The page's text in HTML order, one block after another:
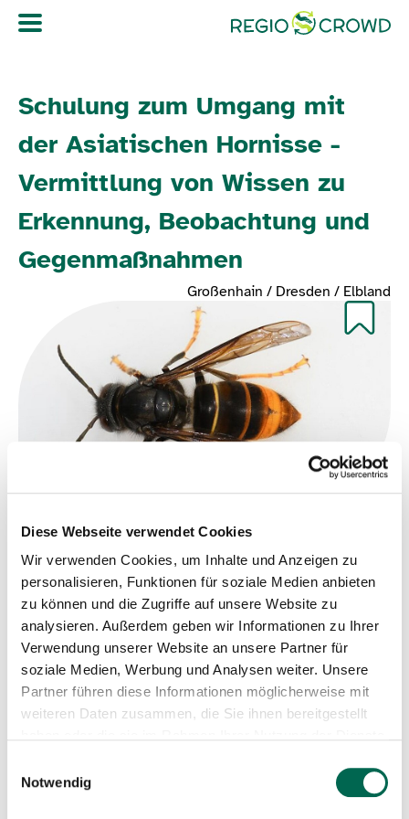
Diese Webseite verwendet Cookies
Wir verwenden Cookies, um Inhalte und Anzeigen zu
personalisieren, Funktionen für soziale Medien anbieten
zu können und die Zugriffe auf unsere Website zu
analysieren. Außerdem geben wir Informationen zu Ihrer
Verwendung unserer Website an unsere Partner für
soziale Medien, Werbung und Analysen weiter. Unsere
Partner führen diese Informationen möglicherweise mit
weiteren Daten zusammen, die Sie ihnen bereitgestellt
Notwendig
Navigation überspringen
Schulung zum Umgang mit
der Asiatischen Hornisse -
Vermittlung von Wissen zu
Erkennung, Beobachtung und
Gegenmaßnahmen
Großenhain / Dresden / Elbland
Barrierefreiheit Sachsenweit Tiere
Wann
17:30 - 19:00 Uhr